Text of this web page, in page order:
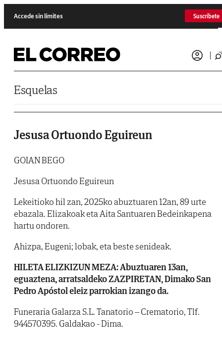
Accede sin límites Suscríbete
Esquelas
Jesusa Ortuondo Eguireun
GOIAN BEGO
Jesusa Ortuondo Eguireun
Lekeitioko hil zan, 2025ko abuztuaren 12an, 89 urte
ebazala. Elizakoak eta Aita Santuaren Bedeinkapena
hartu ondoren.
Ahizpa, Eugeni; lobak, eta beste senideak.
HILETA ELIZKIZUN MEZA: Abuztuaren 13an,
eguaztena, arratsaldeko ZAZPIRETAN, Dimako San
Pedro Apóstol eleiz parrokian izango da.
Funeraria Galarza S.L. Tanatorio – Crematorio, Tlf.
944570395. Galdakao - Dima.